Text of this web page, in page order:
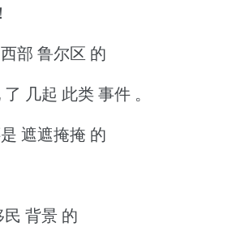
部 鲁尔区 的
几起 此类 事件 。
遮遮掩掩 的
背景 的